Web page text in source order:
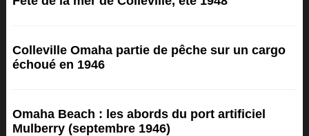
Colleville Omaha partie de pêche sur un cargo
échoué en 1946
Omaha Beach : les abords du port artificiel
Mulberry (septembre 1946)